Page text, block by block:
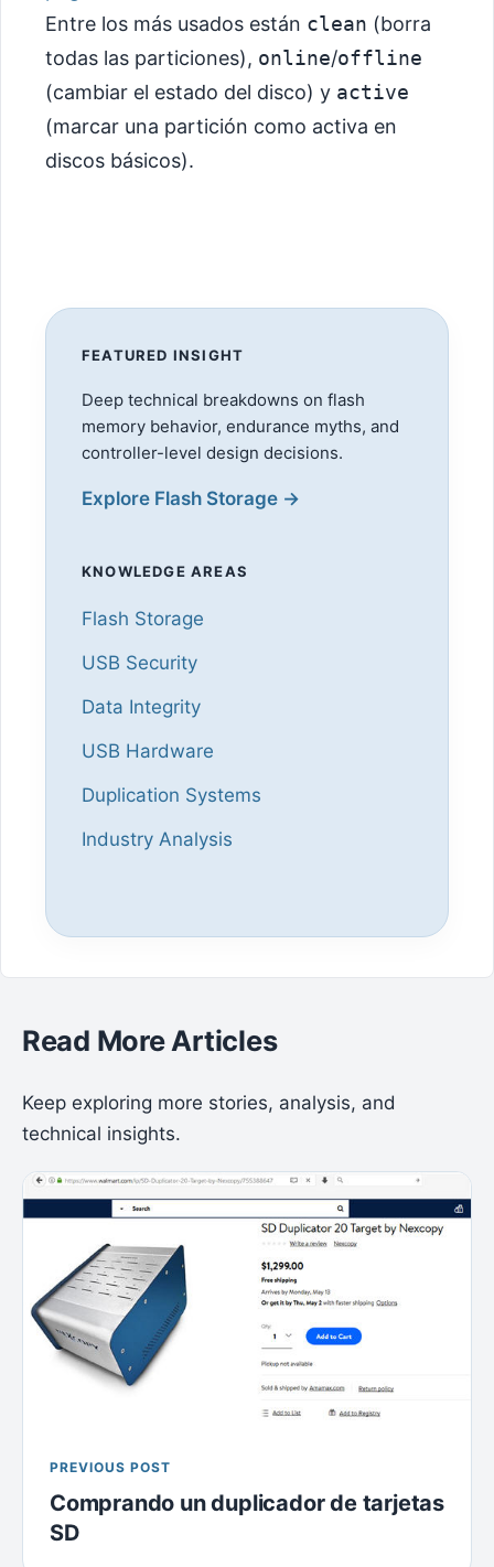
Entre los más usados están clean (borra
todas las particiones), online/offline
(cambiar el estado del disco) y active
(marcar una partición como activa en
discos básicos).
FEATURED INSIGHT
Deep technical breakdowns on flash
memory behavior, endurance myths, and
controller-level design decisions.
Explore Flash Storage →
KNOWLEDGE AREAS
Flash Storage
USB Security
Data Integrity
USB Hardware
Duplication Systems
Industry Analysis
Read More Articles
Keep exploring more stories, analysis, and
technical insights.
PREVIOUS POST
Comprando un duplicador de tarjetas
SD